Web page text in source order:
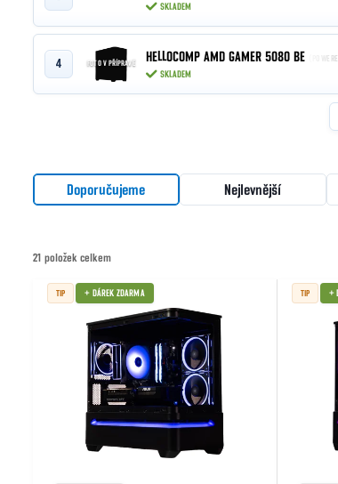
SKLADEM
FOTO V PŘÍPRAVĚ HELLOCOMP AMD GAMER 5080 BE
SKLADEM
Řazení produktů
Doporučujeme Nejlevnější
21 položek celkem
Výpis produktů
TIP + DÁREK ZDARMA TIP +